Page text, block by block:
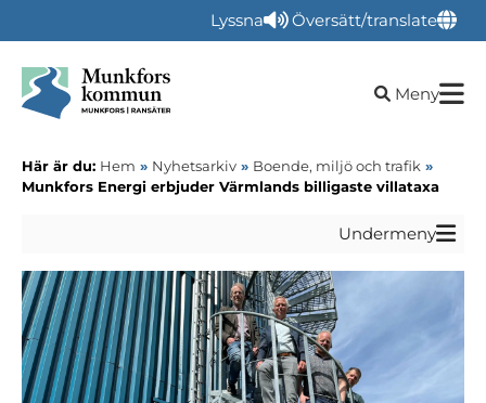
Lyssna Översätt/translate
Öppna
Meny
Här är du: Hem » Nyhetsarkiv » Boende, miljö och trafik »
Munkfors Energi erbjuder Värmlands billigaste villataxa
Undermeny